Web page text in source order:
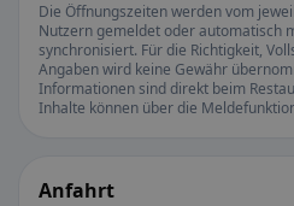
Die Öffnungszeiten werden vom
Nutzern gemeldet oder automatisch
synchronisiert. Für die Richtigkeit,
Angaben wird keine Gewähr
Informationen sind direkt beim
Inhalte können über die
Anfahrt